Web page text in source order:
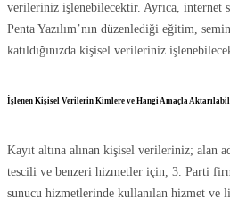
verileriniz işlenebilecektir. Ayrıca, internet
Penta Yazılım’nın düzenlediği eğitim,
katıldığınızda kişisel verileriniz
İşlenen Kişisel Verilerin Kimlere ve Hangi Amaçla
Kayıt altına alınan kişisel verileriniz; alan
tescili ve benzeri hizmetler için, 3. Parti
sunucu hizmetlerinde kullanılan hizmet ve